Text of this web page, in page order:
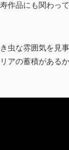
作品にも関わっ
虫な雰囲気を見
アの蓄積がある